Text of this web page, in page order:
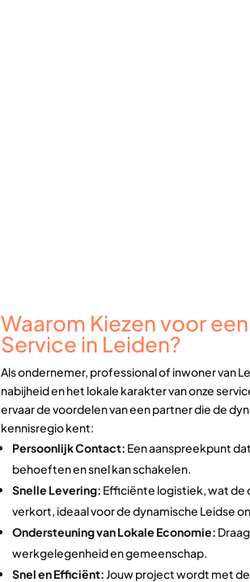
Waarom Kiezen voor
Service in Leiden?
Als ondernemer, professional of inwoner van
nabijheid en het lokale karakter van onze
ervaar de voordelen van een partner die de
kennisregio kent:
Persoonlijk Contact: Een aanspreekpunt
behoeften en snel kan schakelen.
Snelle Levering: Efficiënte logistiek, wat de
verkort, ideaal voor de dynamische Leidse
Ondersteuning van Lokale Economie:
werkgelegenheid en gemeenschap.
Snel en Efficiënt:Jouw project wordt met